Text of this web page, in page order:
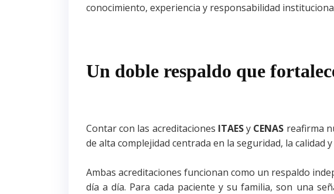
conocimiento, experiencia y responsabilidad
Un doble respaldo que
Contar con las acreditaciones ITAESy CENAS reafirma
de alta complejidad centrada en la seguridad, la calidad
Ambas acreditaciones funcionan como un respaldo
día a día. Para cada paciente y su familia, son una